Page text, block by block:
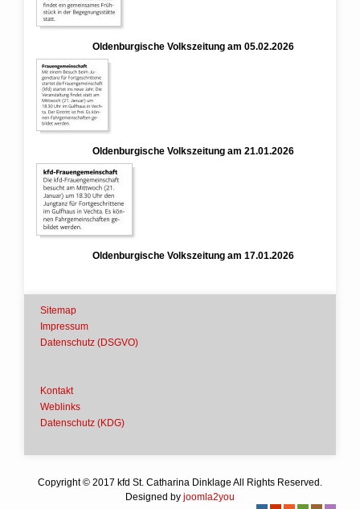
Oldenburgische Volkszeitung am 05.02.2026
Oldenburgische Volkszeitung am 21.01.2026
Oldenburgische Volkszeitung am 17.01.2026
Sitemap
Impressum
Datenschutz (DSGVO)
Kontakt
Weblinks
Datenschutz (KDG)
Copyright © 2017 kfd St. Catharina Dinklage All Rights Reserved.
Designed by joomla2you